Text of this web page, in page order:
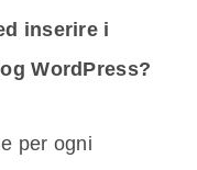
inserire i
WordPress?
per ogni